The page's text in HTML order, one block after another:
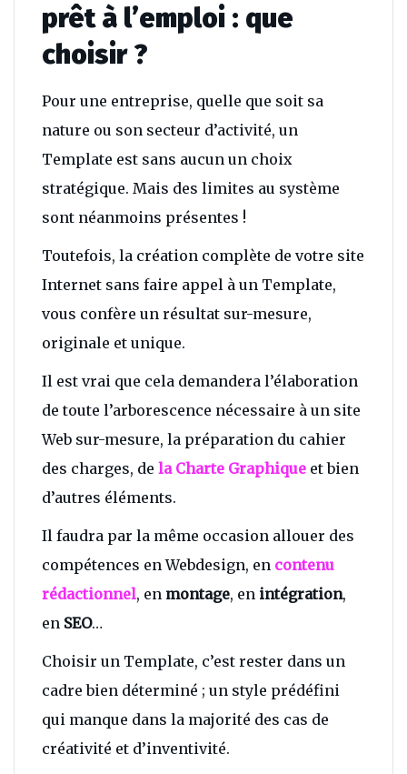
prêt à l’emploi : que
choisir ?
Pour une entreprise, quelle que soit sa
nature ou son secteur d’activité, un
Template est sans aucun un choix
stratégique. Mais des limites au système
sont néanmoins présentes !
Toutefois, la création complète de votre site
Internet sans faire appel à un Template,
vous confère un résultat sur-mesure,
originale et unique.
Il est vrai que cela demandera l’élaboration
de toute l’arborescence nécessaire à un site
Web sur-mesure, la préparation du cahier
des charges, de la Charte Graphique et bien
d’autres éléments.
Il faudra par la même occasion allouer des
compétences en Webdesign, en contenu
rédactionnel, en montage, en intégration,
en SEO…
Choisir un Template, c’est rester dans un
cadre bien déterminé ; un style prédéfini
qui manque dans la majorité des cas de
créativité et d’inventivité.